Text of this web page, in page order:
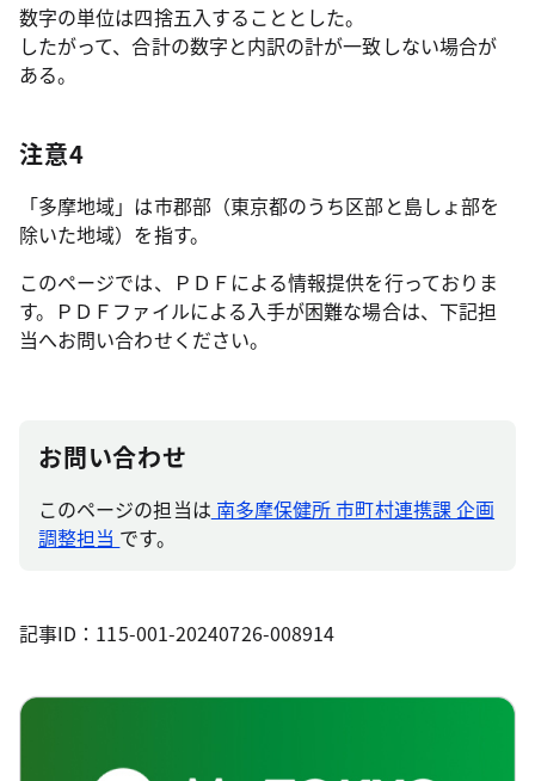
数字の単位は四捨五入することとした。
したがって、合計の数字と内訳の計が一致しない場合が
ある。
注意4
「多摩地域」は市郡部（東京都のうち区部と島しょ部を
除いた地域）を指す。
このページでは、ＰＤＦによる情報提供を行っておりま
す。ＰＤＦファイルによる入手が困難な場合は、下記担
当へお問い合わせください。
お問い合わせ
このページの担当は 南多摩保健所 市町村連携課 企画
調整担当 です。
記事ID：115-001-20240726-008914